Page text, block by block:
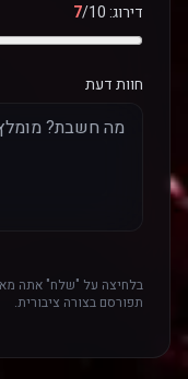
דירוג: 7/10
חוות דעת
בלחיצה על "שלח" אתה
תפורסם בצורה ציבורית.